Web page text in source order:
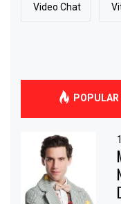
Video Chat
POPULAR